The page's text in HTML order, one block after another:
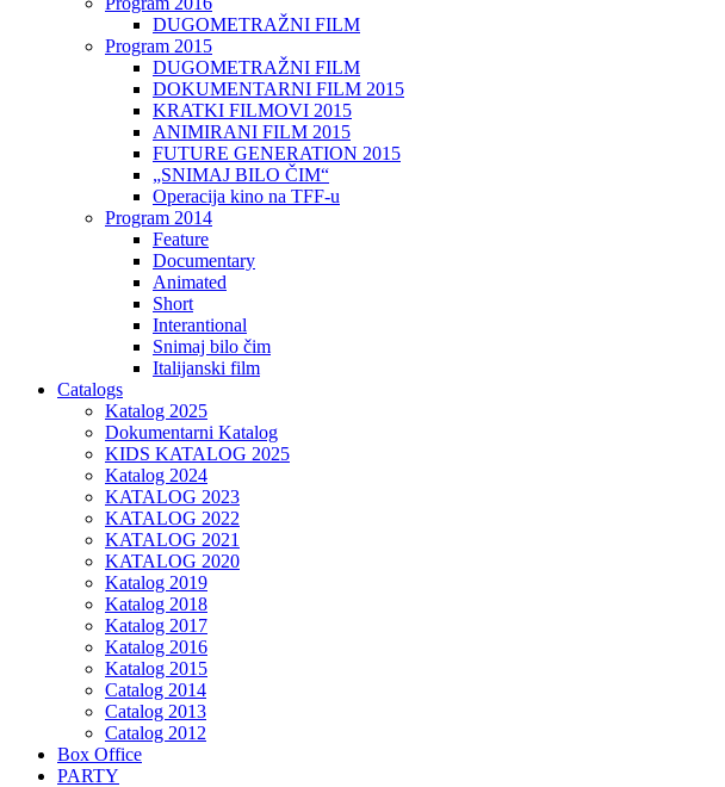
DUGOMETRAŽNI FILM
Program 2015
DUGOMETRAŽNI FILM
DOKUMENTARNI FILM 2015
KRATKI FILMOVI 2015
ANIMIRANI FILM 2015
FUTURE GENERATION 2015
„SNIMAJ BILO ČIM“
Operacija kino na TFF-u
Program 2014
Feature
Documentary
Animated
Short
Interantional
Snimaj bilo čim
Italijanski film
Catalogs
Katalog 2025
Dokumentarni Katalog
KIDS KATALOG 2025
Katalog 2024
KATALOG 2023
KATALOG 2022
KATALOG 2021
KATALOG 2020
Katalog 2019
Katalog 2018
Katalog 2017
Katalog 2016
Katalog 2015
Catalog 2014
Catalog 2013
Catalog 2012
Box Office
PARTY